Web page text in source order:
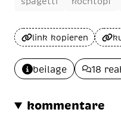
link kopieren
beilage 18
kommentare